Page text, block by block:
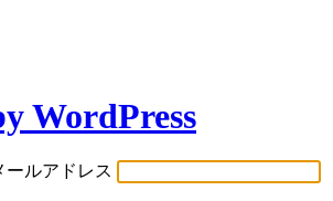
WordPress
ールアドレス